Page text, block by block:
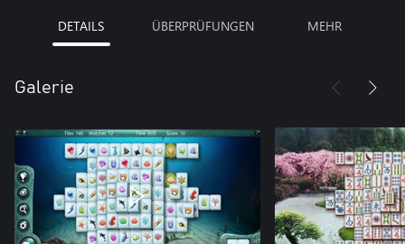
DETAILS ÜBERPRÜFUNGEN MEHR
Galerie